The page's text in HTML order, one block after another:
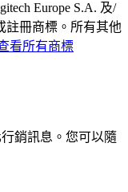
Europe S.A. 及/
註冊商標。所有其他
看所有商標
銷訊息。您可以隨